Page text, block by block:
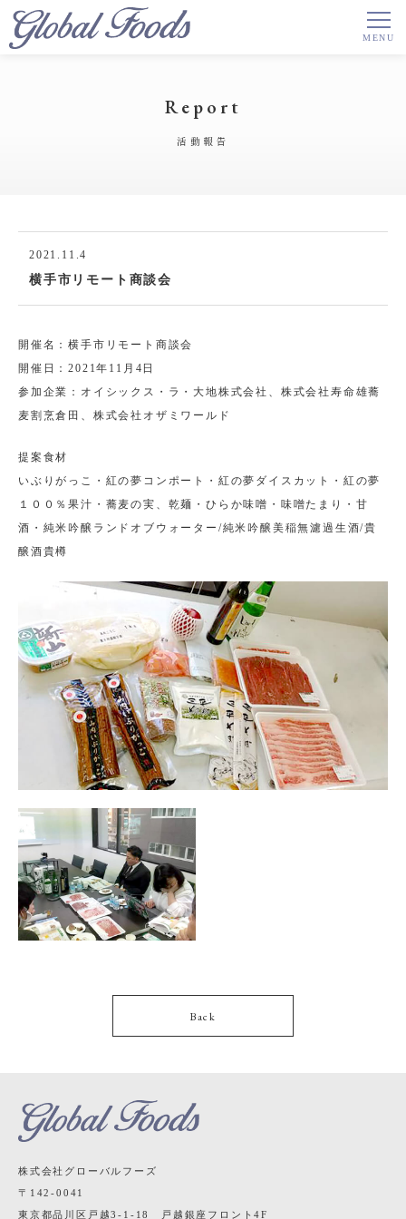
Report
活動報告
2021.11.4
横手市リモート商談会
開催名：横手市リモート商談会
開催日：2021年11月4日
参加企業：オイシックス・ラ・大地株式会社、株式会社寿命雄蕎
麦割烹倉田、株式会社オザミワールド
提案食材
いぶりがっこ・紅の夢コンポート・紅の夢ダイスカット・紅の夢
１００％果汁・蕎麦の実、乾麺・ひらか味噌・味噌たまり・甘
酒・純米吟醸ランドオブウォーター/純米吟醸美稲無濾過生酒/貴
醸酒貴樽
Back
株式会社グローバルフーズ
〒142-0041
東京都品川区戸越3-1-18 戸越銀座フロント4F